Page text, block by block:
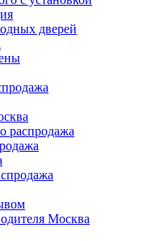
дверей
распродажа
Москва